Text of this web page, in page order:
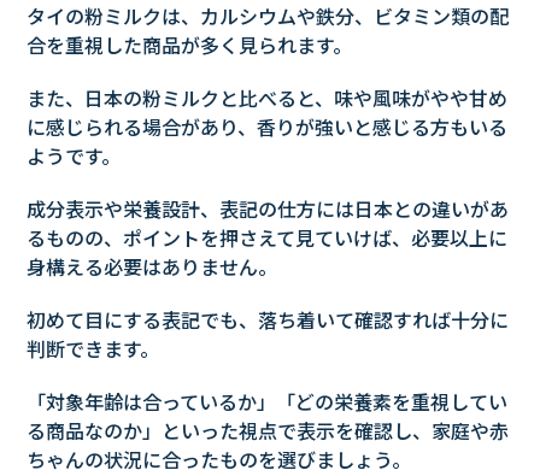
タイの粉ミルクは、カルシウムや鉄分、ビタミン類の配
合を重視した商品が多く見られます。
また、日本の粉ミルクと比べると、味や風味がやや甘め
に感じられる場合があり、香りが強いと感じる方もいる
ようです。
成分表示や栄養設計、表記の仕方には日本との違いがあ
るものの、ポイントを押さえて見ていけば、必要以上に
身構える必要はありません。
初めて目にする表記でも、落ち着いて確認すれば十分に
判断できます。
「対象年齢は合っているか」「どの栄養素を重視してい
る商品なのか」といった視点で表示を確認し、家庭や赤
ちゃんの状況に合ったものを選びましょう。